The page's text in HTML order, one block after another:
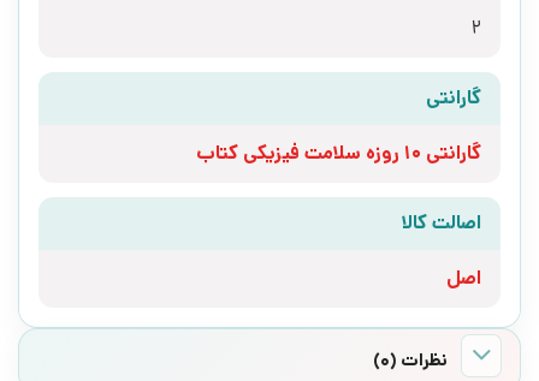
2
گارانتی
گارانتی 10 روزه سلامت فیزیکی کتاب
اصالت کالا
اصل
نظرات (0)